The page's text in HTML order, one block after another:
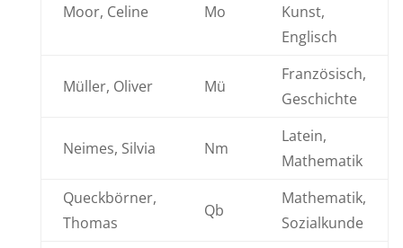
Moor, Celine Mo
Kunst,
Englisch
Müller, Oliver Mü
Französisch,
Geschichte
Neimes, Silvia Nm
Latein,
Mathematik
Queckbörner,
Thomas
Qb
Mathematik,
Sozialkunde